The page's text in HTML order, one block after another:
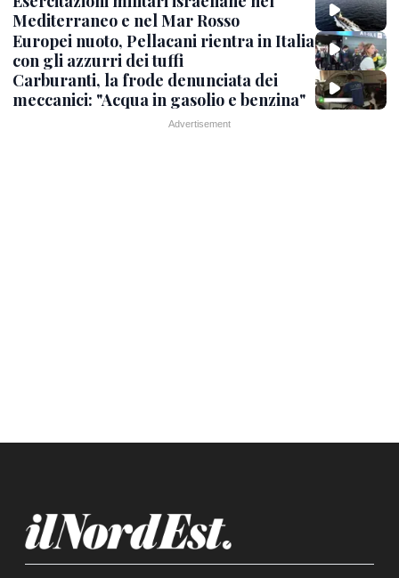
Mediterraneo e nel Mar Rosso
Europei nuoto, Pellacani rientra in Italia
con gli azzurri dei tuffi
Carburanti, la frode denunciata dei
meccanici: "Acqua in gasolio e benzina"